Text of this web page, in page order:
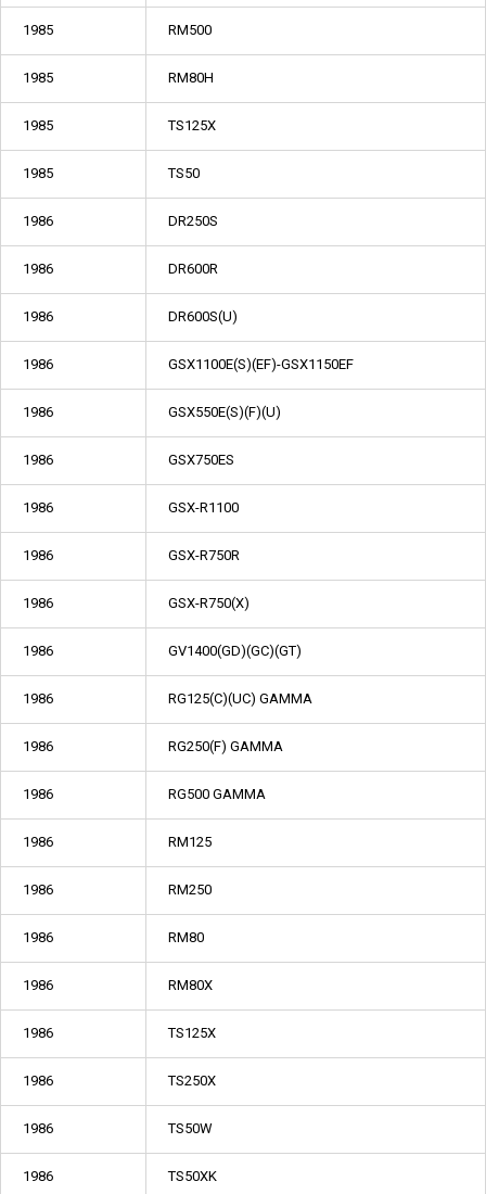
1985 RM500
1985 RM80H
1985 TS125X
1985 TS50
1986 DR250S
1986 DR600R
1986 DR600S(U)
1986 GSX1100E(S)(EF)-GSX1150EF
1986 GSX550E(S)(F)(U)
1986 GSX750ES
1986 GSX-R1100
1986 GSX-R750R
1986 GSX-R750(X)
1986 GV1400(GD)(GC)(GT)
1986 RG125(C)(UC) GAMMA
1986 RG250(F) GAMMA
1986 RG500 GAMMA
1986 RM125
1986 RM250
1986 RM80
1986 RM80X
1986 TS125X
1986 TS250X
1986 TS50W
1986 TS50XK